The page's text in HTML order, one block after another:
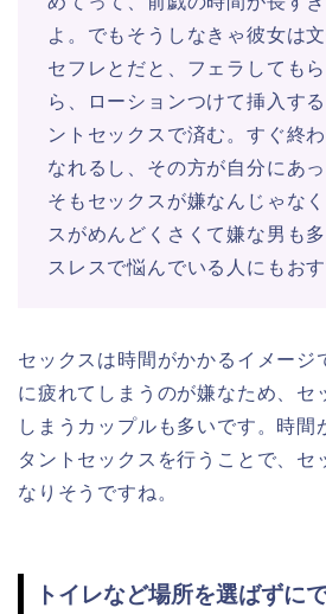
よ。でもそうしなきゃ彼女は
セフレとだと、フェラしても
ら、ローションつけて挿入す
ントセックスで済む。すぐ終
なれるし、その方が自分にあ
そもセックスが嫌なんじゃな
スがめんどくさくて嫌な男も
スレスで悩んでいる人にもおす
セックスは時間がかかるイメージ
に疲れてしまうのが嫌なため、セ
しまうカップルも多いです。時間
タントセックスを行うことで、セ
なりそうですね。
トイレなど場所を選ばずに